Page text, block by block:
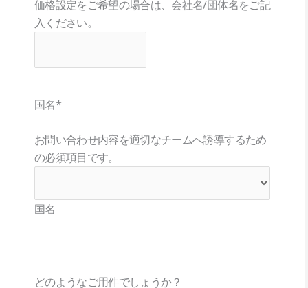
価格設定をご希望の場合は、会社名/団体名をご記
入ください。
国名*
お問い合わせ内容を適切なチームへ誘導するため
の必須項目です。
国名
どのようなご用件でしょうか？